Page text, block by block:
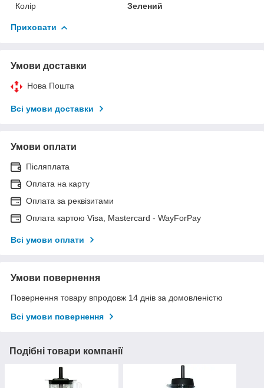
Колір
Зелений
Приховати
Умови доставки
Нова Пошта
Всі умови доставки
Умови оплати
Післяплата
Оплата на карту
Оплата за реквізитами
Оплата картою Visa, Mastercard - WayForPay
Всі умови оплати
Умови повернення
Повернення товару впродовж 14 днів за домовленістю
Всі умови повернення
Подібні товари компанії